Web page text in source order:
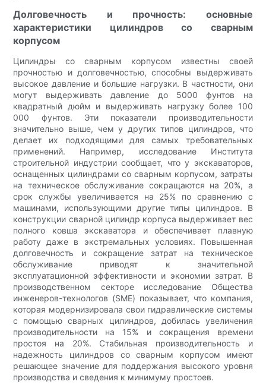
Долговечность и прочность: основные
характеристики цилиндров со сварным
корпусом
Цилиндры со сварным корпусом известны своей
прочностью и долговечностью, способны выдерживать
высокое давление и большие нагрузки. В частности, они
могут выдерживать давление до 5000 фунтов на
квадратный дюйм и выдерживать нагрузку более 100
000 фунтов. Эти показатели производительности
значительно выше, чем у других типов цилиндров, что
делает их подходящими для самых требовательных
применений. Например, исследование Института
строительной индустрии сообщает, что у экскаваторов,
оснащенных цилиндрами со сварным корпусом, затраты
на техническое обслуживание сокращаются на 20%, а
срок службы увеличивается на 25% по сравнению с
машинами, использующими другие типы цилиндров. В
конструкции сварной цилиндр корпуса выдерживает вес
полного ковша экскаватора и обеспечивает плавную
работу даже в экстремальных условиях. Повышенная
долговечность и сокращение затрат на техническое
обслуживание приводят к значительной
эксплуатационной эффективности и экономии затрат. В
производственном секторе исследование Общества
инженеров-технологов (SME) показывает, что компания,
которая модернизировала свои гидравлические системы
с помощью сварных цилиндров, добилась увеличения
производительности на 15% и сокращения времени
простоя на 20%. Стабильная производительность и
надежность цилиндров со сварным корпусом имеют
решающее значение для поддержания высокого уровня
производства и сведения к минимуму простоев.